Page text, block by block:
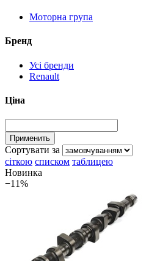
Моторна група
Бренд
Усі бренди
Renault
Ціна
Сортувати за
сіткою списком таблицею
Новинка
−11%